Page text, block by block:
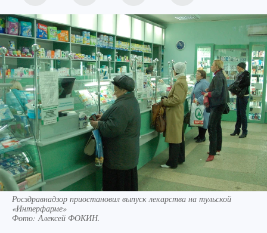
Росздравнадзор приостановил выпуск лекарства на тульской
«Интерфарме»
Фото:Алексей ФОКИН.